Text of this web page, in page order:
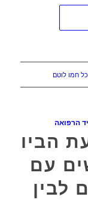
חמו לוטם
הרפואה
הביו
עם
לבין